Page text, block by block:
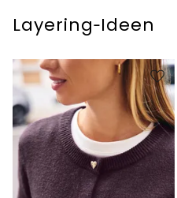
Layering‑Ideen